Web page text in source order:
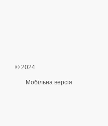
© 2024
Мобільна версія